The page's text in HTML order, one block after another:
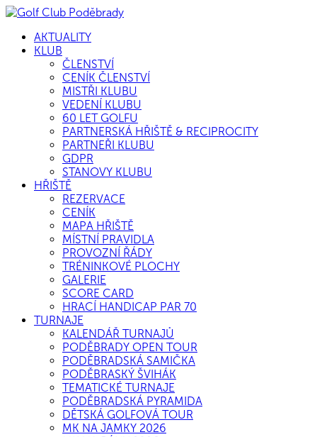
AKTUALITY
KLUB
ČLENSTVÍ
CENÍK ČLENSTVÍ
MISTŘI KLUBU
VEDENÍ KLUBU
60 LET GOLFU
PARTNERSKÁ HŘIŠTĚ & RECIPROCITY
PARTNEŘI KLUBU
GDPR
STANOVY KLUBU
HŘIŠTĚ
REZERVACE
CENÍK
MAPA HŘIŠTĚ
MÍSTNÍ PRAVIDLA
PROVOZNÍ ŘÁDY
TRÉNINKOVÉ PLOCHY
GALERIE
SCORE CARD
HRACÍ HANDICAP PAR 70
TURNAJE
KALENDÁŘ TURNAJŮ
PODĚBRADY OPEN TOUR
PODĚBRADSKÁ SAMIČKA
PODĚBRASKÝ ŠVIHÁK
TEMATICKÉ TURNAJE
PODĚBRADSKÁ PYRAMIDA
DĚTSKÁ GOLFOVÁ TOUR
MK NA JAMKY 2026